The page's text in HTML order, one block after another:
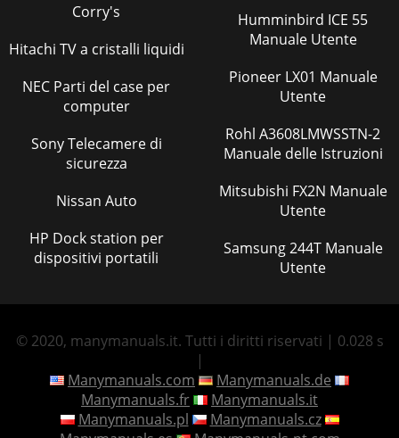
Corry's
Hitachi TV a cristalli liquidi
NEC Parti del case per
computer
Sony Telecamere di
sicurezza
Nissan Auto
HP Dock station per
dispositivi portatili
Humminbird ICE 55
Manuale Utente
Pioneer LX01 Manuale
Utente
Rohl A3608LMWSSTN-2
Manuale delle Istruzioni
Mitsubishi FX2N Manuale
Utente
Samsung 244T Manuale
Utente
© 2020, manymanuals.it. Tutti i diritti riservati | 0.028 s
|
Manymanuals.com
Manymanuals.de
Manymanuals.fr
Manymanuals.it
Manymanuals.pl
Manymanuals.cz